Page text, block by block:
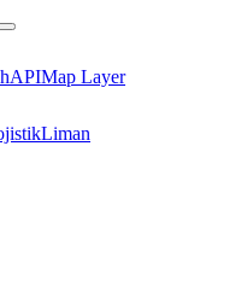
APIMap Layer
Liman